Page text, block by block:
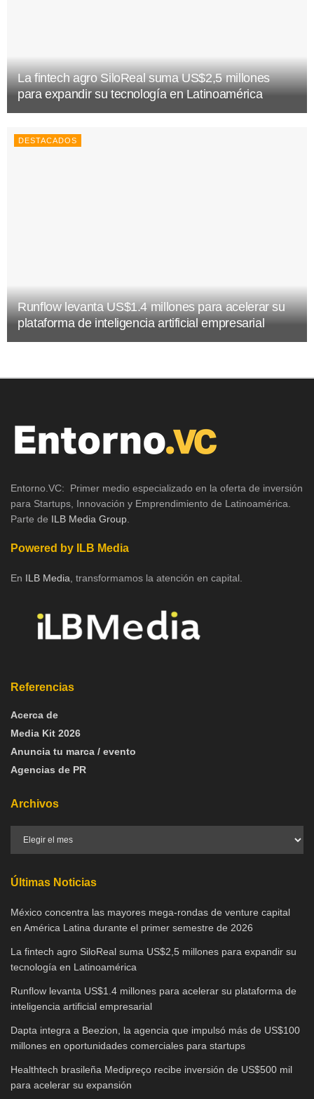
La fintech agro SiloReal suma US$2,5 millones
para expandir su tecnología en Latinoamérica
DESTACADOS
Runflow levanta US$1.4 millones para acelerar su
plataforma de inteligencia artificial empresarial
Entorno.VC: Primer medio especializado en la oferta de inversión
para Startups, Innovación y Emprendimiento de Latinoamérica.
Parte de ILB Media Group
Powered by ILB Media
En ILB Media , transformamos la atención en capital.
Referencias
Acerca de
Media Kit 2026
Anuncia tu marca / evento
Agencias de PR
Archivos
Últimas Noticias
México concentra las mayores mega-rondas de venture capital
en América Latina durante el primer semestre de 2026
La fintech agro SiloReal suma US$2,5 millones para expandir su
tecnología en Latinoamérica
Runflow levanta US$1.4 millones para acelerar su plataforma de
inteligencia artificial empresarial
Dapta integra a Beezion, la agencia que impulsó más de US$100
millones en oportunidades comerciales para startups
Healthtech brasileña Medipreço recibe inversión de US$500 mil
para acelerar su expansión